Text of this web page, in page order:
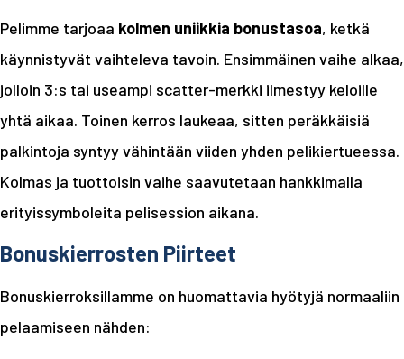
Pelimme tarjoaa kolmen uniikkia bonustasoa, ketkä
käynnistyvät vaihteleva tavoin. Ensimmäinen vaihe alkaa,
jolloin 3:s tai useampi scatter-merkki ilmestyy keloille
yhtä aikaa. Toinen kerros laukeaa, sitten peräkkäisiä
palkintoja syntyy vähintään viiden yhden pelikiertueessa.
Kolmas ja tuottoisin vaihe saavutetaan hankkimalla
erityissymboleita pelisession aikana.
Bonuskierrosten Piirteet
Bonuskierroksillamme on huomattavia hyötyjä normaaliin
pelaamiseen nähden: